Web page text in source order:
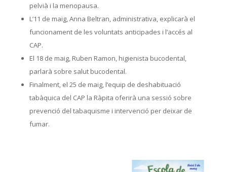
pelvià i la menopausa.
L’11 de maig, Anna Beltran, administrativa, explicarà el
funcionament de les voluntats anticipades i l’accés al
CAP.
El 18 de maig, Ruben Ramon, higienista bucodental,
parlarà sobre salut bucodental.
Finalment, el 25 de maig, l’equip de deshabituació
tabàquica del CAP la Ràpita oferirà una sessió sobre
prevenció del tabaquisme i intervenció per deixar de
fumar.